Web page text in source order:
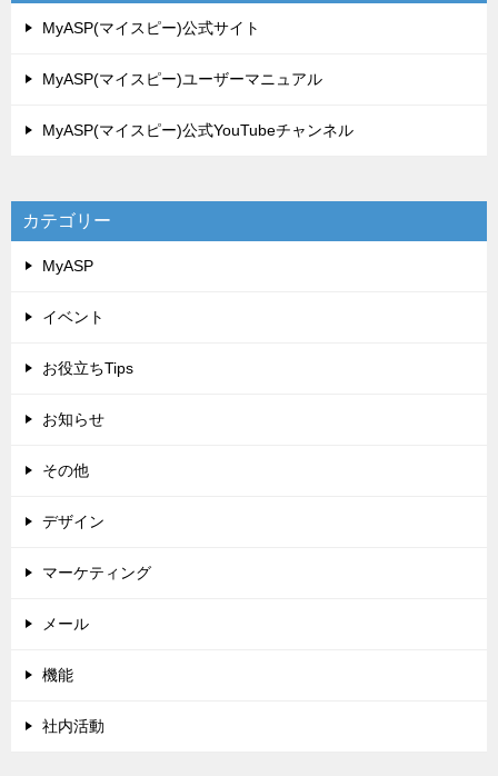
MyASP(マイスピー)公式サイト
MyASP(マイスピー)ユーザーマニュアル
MyASP(マイスピー)公式YouTubeチャンネル
カテゴリー
MyASP
イベント
お役立ちTips
お知らせ
その他
デザイン
マーケティング
メール
機能
社内活動